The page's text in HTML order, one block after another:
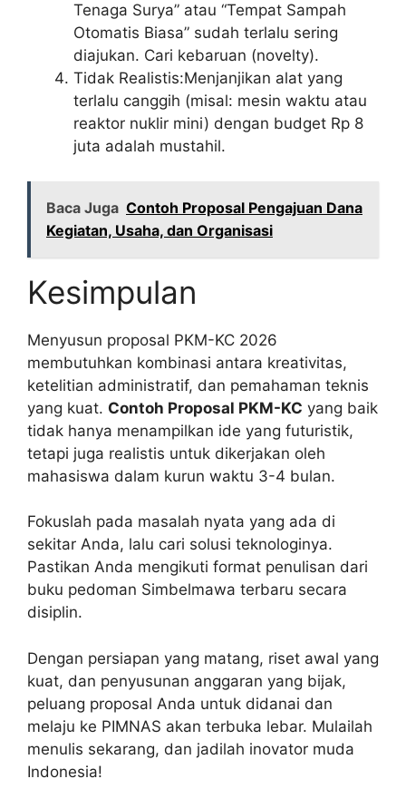
Tenaga Surya” atau “Tempat Sampah
Otomatis Biasa” sudah terlalu sering
diajukan. Cari kebaruan (novelty).
Tidak Realistis:Menjanjikan alat yang
terlalu canggih (misal: mesin waktu atau
reaktor nuklir mini) dengan budget Rp 8
juta adalah mustahil.
Baca Juga Contoh Proposal Pengajuan Dana
Kegiatan, Usaha, dan Organisasi
Kesimpulan
Menyusun proposal PKM-KC 2026
membutuhkan kombinasi antara kreativitas,
ketelitian administratif, dan pemahaman teknis
yang kuat. Contoh Proposal PKM-KC yang baik
tidak hanya menampilkan ide yang futuristik,
tetapi juga realistis untuk dikerjakan oleh
mahasiswa dalam kurun waktu 3-4 bulan.
Fokuslah pada masalah nyata yang ada di
sekitar Anda, lalu cari solusi teknologinya.
Pastikan Anda mengikuti format penulisan dari
buku pedoman Simbelmawa terbaru secara
disiplin.
Dengan persiapan yang matang, riset awal yang
kuat, dan penyusunan anggaran yang bijak,
peluang proposal Anda untuk didanai dan
melaju ke PIMNAS akan terbuka lebar. Mulailah
menulis sekarang, dan jadilah inovator muda
Indonesia!